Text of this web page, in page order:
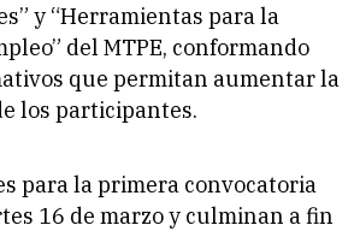
y “Herramientas para la
del MTPE, conformando
que permitan aumentar la
los participantes.
para la primera convocatoria
16 de marzo y culminan a fin